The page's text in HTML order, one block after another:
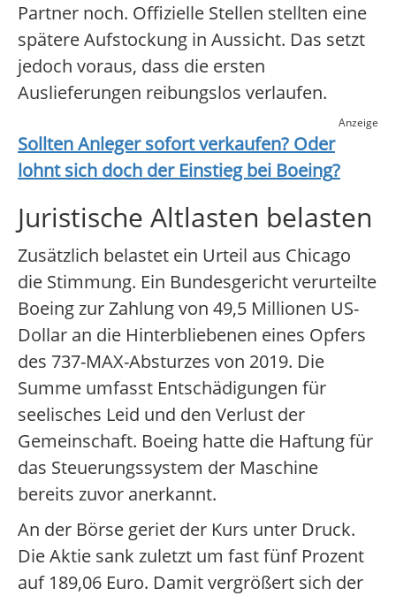
Partner noch. Offizielle Stellen stellten eine
spätere Aufstockung in Aussicht. Das setzt
jedoch voraus, dass die ersten
Auslieferungen reibungslos verlaufen.
Anzeige
Sollten Anleger sofort verkaufen? Oder
lohnt sich doch der Einstieg bei Boeing?
Juristische Altlasten belasten
Zusätzlich belastet ein Urteil aus Chicago
die Stimmung. Ein Bundesgericht verurteilte
Boeing zur Zahlung von 49,5 Millionen US-
Dollar an die Hinterbliebenen eines Opfers
des 737-MAX-Absturzes von 2019. Die
Summe umfasst Entschädigungen für
seelisches Leid und den Verlust der
Gemeinschaft. Boeing hatte die Haftung für
das Steuerungssystem der Maschine
bereits zuvor anerkannt.
An der Börse geriet der Kurs unter Druck.
Die Aktie sank zuletzt um fast fünf Prozent
auf 189,06 Euro. Damit vergrößert sich der